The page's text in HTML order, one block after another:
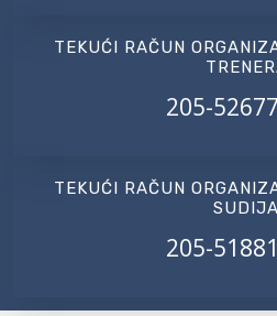
TEKUĆI RAČUN
205-
TEKUĆI RAČUN
SUDIJA
205-